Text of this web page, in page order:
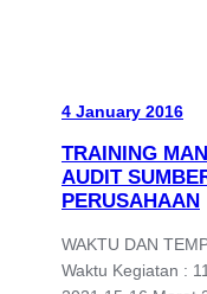
4 January 2016
TRAINING
AUDIT
PERUSAHAAN
WAKTU DAN
Waktu Kegiatan :